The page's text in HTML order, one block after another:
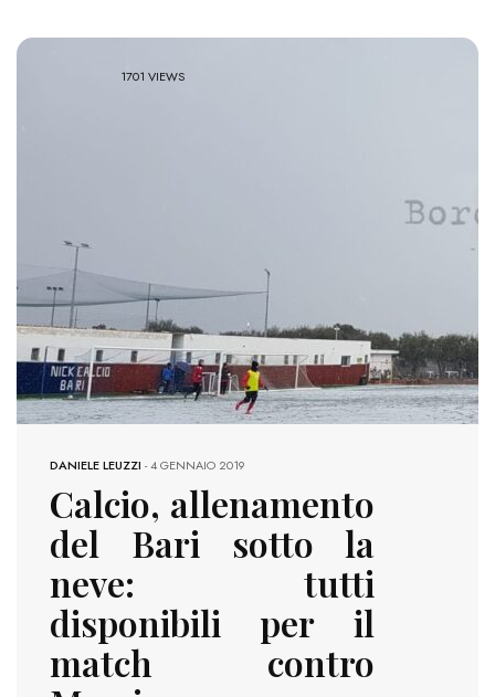
1701 VIEWS
DANIELE LEUZZI -4 GENNAIO 2019
Calcio, allenamento
del Bari sotto la
neve: tutti
disponibili per il
match contro